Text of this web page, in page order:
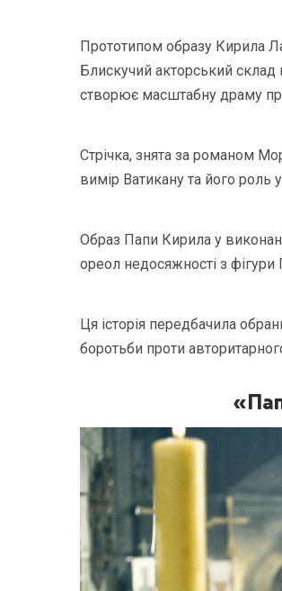
Прототипом образу Кирила
Блискучий акторський склад
створює масштабну драму
Стрічка, знята за романом
вимір Ватикану та його роль
Образ Папи Кирила у
ореол недосяжності з
Ця історія передбачила
боротьби проти